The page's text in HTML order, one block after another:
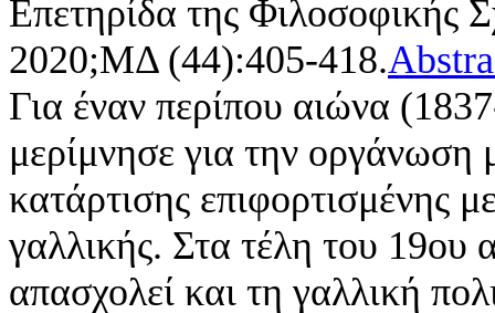
Επετηρίδα της Φιλοσοφικής
2020;ΜΔ (44):405-418.
Για έναν περίπου αιώνα
μερίμνησε για την οργάνωση
κατάρτισης
γαλλικής. Στα τέλη του 19ου
απασχολεί και τη γαλλική